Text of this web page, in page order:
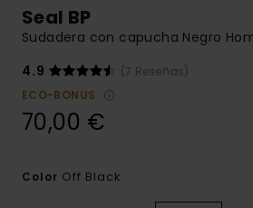
Seal BP
Sudadera con capucha Negro
4.9
(7 Reseñas)
ECO-BONUS
70,00 €
Color Off Black